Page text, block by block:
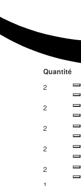
Quantité
2
2
2
2
2